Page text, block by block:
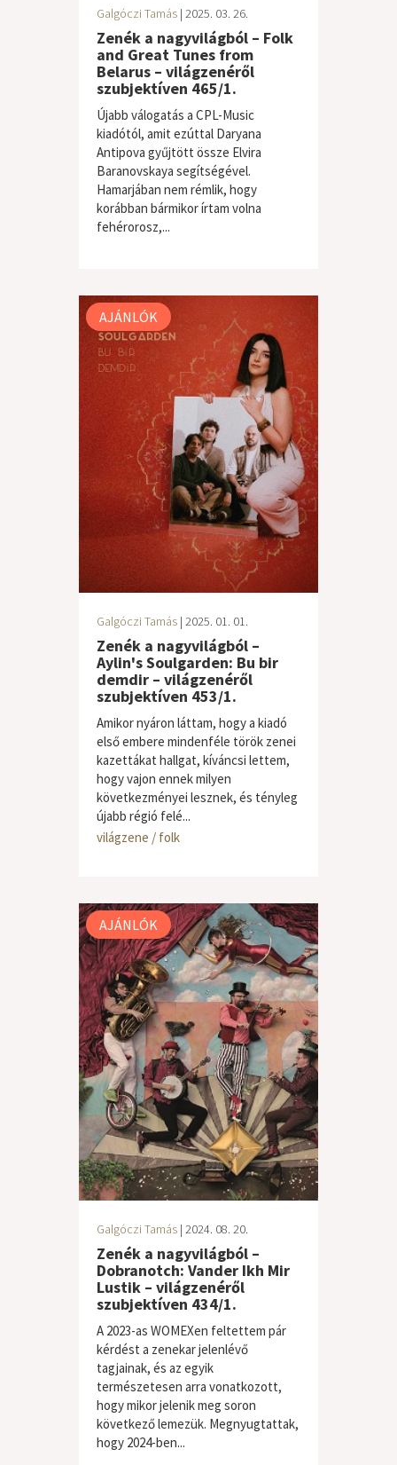
Galgóczi Tamás | 2025. 03. 26.
Zenék a nagyvilágból – Folk
and Great Tunes from
Belarus – világzenéről
szubjektíven 465/1.
Újabb válogatás a CPL-Music
kiadótól, amit ezúttal Daryana
Antipova gyűjtött össze Elvira
Baranovskaya segítségével.
Hamarjában nem rémlik, hogy
korábban bármikor írtam volna
fehérorosz,...
világzene / folk
AJÁNLÓK
Galgóczi Tamás | 2025. 01. 01.
Zenék a nagyvilágból –
Aylin's Soulgarden: Bu bir
demdir – világzenéről
szubjektíven 453/1.
Amikor nyáron láttam, hogy a kiadó
első embere mindenféle török zenei
kazettákat hallgat, kíváncsi lettem,
hogy vajon ennek milyen
következményei lesznek, és tényleg
újabb régió felé...
világzene / folk
AJÁNLÓK
Galgóczi Tamás | 2024. 08. 20.
Zenék a nagyvilágból –
Dobranotch: Vander Ikh Mir
Lustik – világzenéről
szubjektíven 434/1.
A 2023-as WOMEXen feltettem pár
kérdést a zenekar jelenlévő
tagjainak, és az egyik
természetesen arra vonatkozott,
hogy mikor jelenik meg soron
következő lemezük. Megnyugtattak,
hogy 2024-ben...
világzene / folk